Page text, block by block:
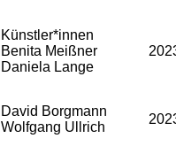
Künstler*innen
Benita Meißner
Daniela Lange
David Borgmann
Wolfgang Ullrich